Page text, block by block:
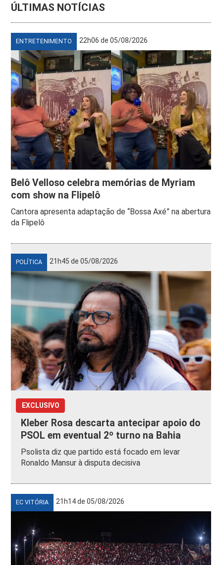
ÚLTIMAS NOTÍCIAS
ENTRETENIMENTO 22h06 de 05/08/2026
Belô Velloso celebra memórias de Myriam
com show na Flipelô
Cantora apresenta adaptação de “Bossa Axé” na abertura
da Flipelô
POLÍTICA 21h45 de 05/08/2026
EXCLUSIVO
Kleber Rosa descarta antecipar apoio do
PSOL em eventual 2º turno na Bahia
Psolista diz que partido está focado em levar
Ronaldo Mansur à disputa decisiva
EC VITÓRIA 21h14 de 05/08/2026